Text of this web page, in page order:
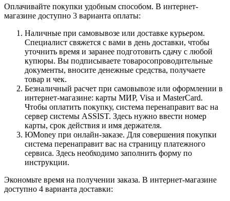
Оплачивайте покупки удобным способом. В интернет-
магазине доступно 3 варианта оплаты:
Наличные при самовывозе или доставке курьером.
Специалист свяжется с вами в день доставки, чтобы
уточнить время и заранее подготовить сдачу с любой
купюры. Вы подписываете товаросопроводительные
документы, вносите денежные средства, получаете
товар и чек.
Безналичный расчет при самовывозе или оформлении в
интернет-магазине: карты МИР, Visa и MasterCard.
Чтобы оплатить покупку, система перенаправит вас на
сервер системы ASSIST. Здесь нужно ввести номер
карты, срок действия и имя держателя.
ЮMoney при онлайн-заказе. Для совершения покупки
система перенаправит вас на страницу платежного
сервиса. Здесь необходимо заполнить форму по
инструкции.
Экономьте время на получении заказа. В интернет-магазине
доступно 4 варианта доставки: